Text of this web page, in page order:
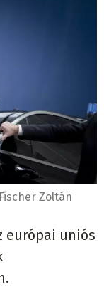
Zoltán
európai uniós